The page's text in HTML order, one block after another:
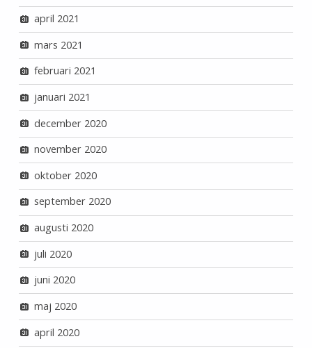
april 2021
mars 2021
februari 2021
januari 2021
december 2020
november 2020
oktober 2020
september 2020
augusti 2020
juli 2020
juni 2020
maj 2020
april 2020